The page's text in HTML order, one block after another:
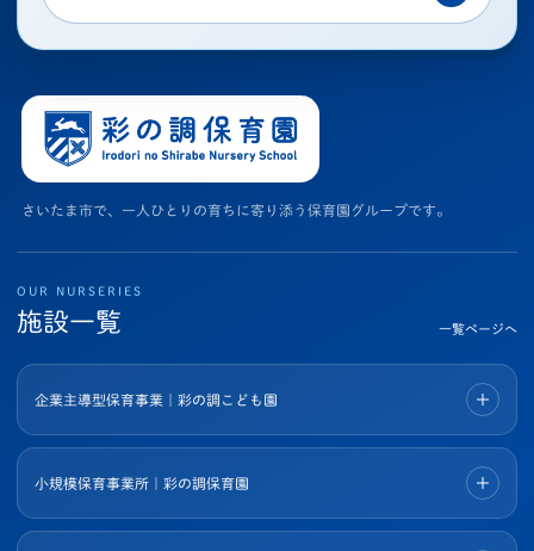
さいたま市で、一人ひとりの育ちに寄り添う保育園グループです。
OUR NURSERIES
施設一覧 一覧ページへ
企業主導型保育事業｜彩の調こども園
小規模保育事業所｜彩の調保育園